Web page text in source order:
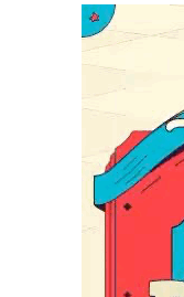
onde possui um
fantasia avaliada
de faisão e cerca 6